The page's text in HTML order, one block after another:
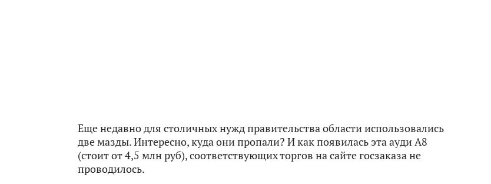
Еще недавно для столичных нужд правительства области использовались
две мазды. Интересно, куда они пропали? И как появилась эта ауди A8
(стоит от 4,5 млн руб), соответствующих торгов на сайте госзаказа не
проводилось.